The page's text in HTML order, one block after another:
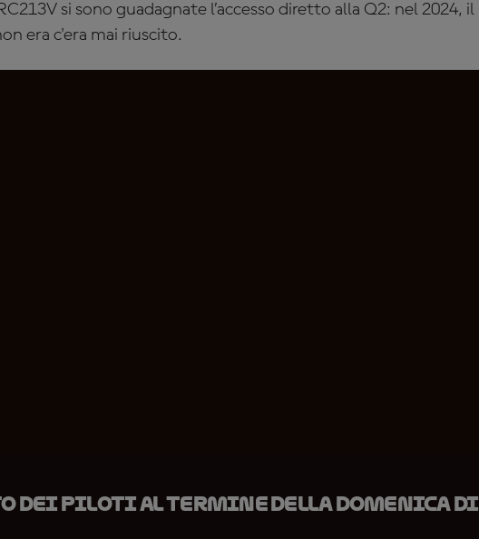
si sono guadagnate l’accesso diretto alla Q2: nel 2024, il
era c'era mai riuscito.
dei piloti al termine della domenica di